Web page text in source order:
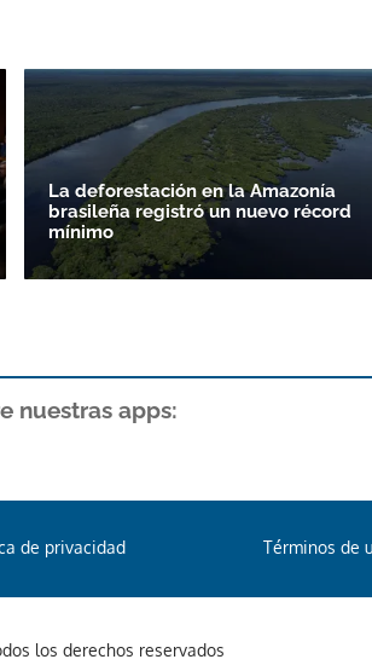
La deforestación en la Amazonía
brasileña registró un nuevo récord
mínimo
nuestras apps:
de privacidad Términos de
los derechos reservados